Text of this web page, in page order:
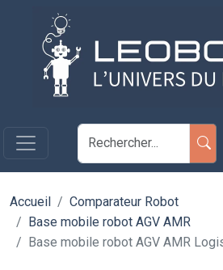
Aller au contenu principal
Accueil
Comparateur Robot
Base mobile robot AGV AMR
Base mobile robot AGV AMR
Panneau de gestion des cookies